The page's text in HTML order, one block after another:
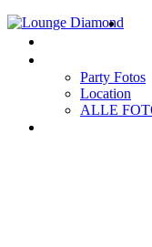
Party Fotos
Location
ALLE